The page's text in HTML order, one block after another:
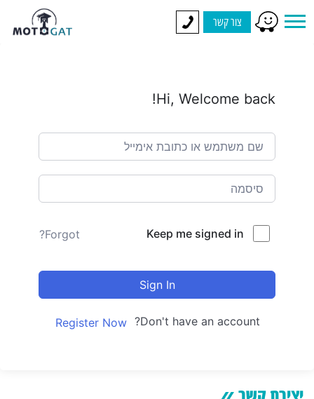
צור קשר
Hi, Welcome back!
Keep me signed in
Forgot?
Sign In
Don't have an account?
Register Now